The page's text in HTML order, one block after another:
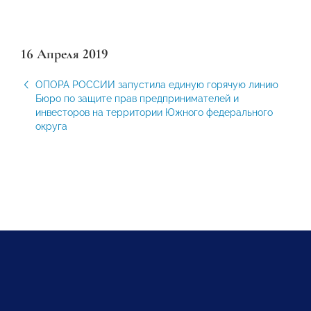
16 Апреля 2019
ОПОРА РОССИИ запустила единую горячую линию
Бюро по защите прав предпринимателей и
инвесторов на территории Южного федерального
округа